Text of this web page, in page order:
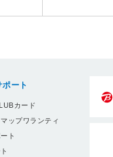
ート
カード
ップワランティ
ト